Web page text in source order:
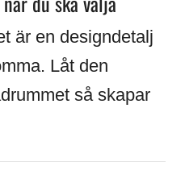
är en designdetalj
Låt den
så skapar